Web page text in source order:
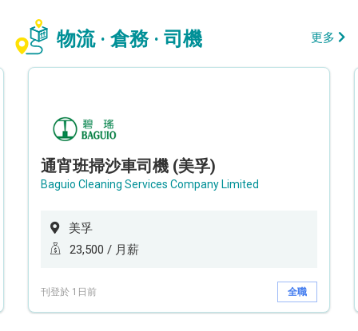
物流 · 倉務 · 司機 更多
通宵班掃沙車司機 (美孚)
Baguio Cleaning Services Company Limited
美孚
23,500 / 月薪
刊登於 1日前 全職